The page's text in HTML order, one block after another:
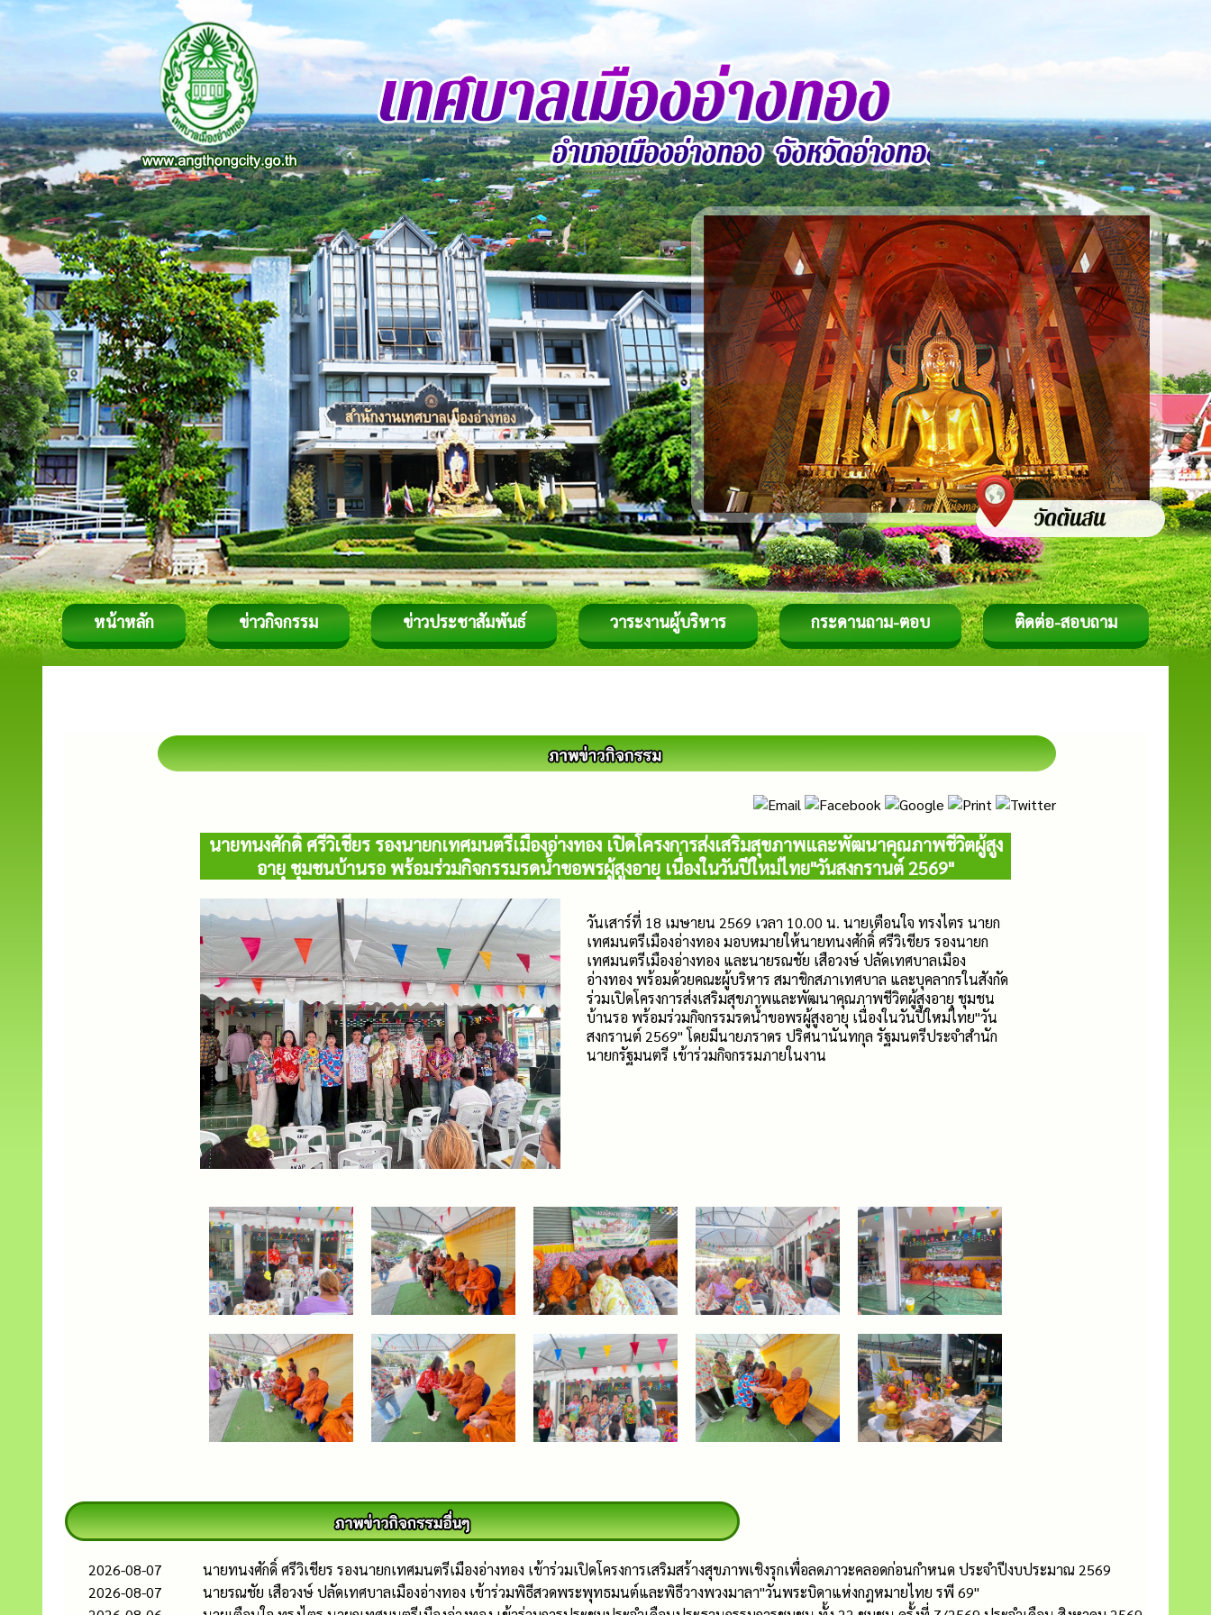
หน้าหลัก ข่าวกิจกรรม ข่าวประชาสัมพันธ์ วาระงานผู้บริหาร กระดานถาม-ตอบ ติดต่อ-สอบถาม
นายทนงศักดิ์ ศรีวิเชียร รองนายกเทศมนตรีเมืองอ่างทอง เปิดโครงการส่งเสริมสุขภาพและพัฒนาคุณภาพชีวิตผู้สูง
อายุ ชุมชนบ้านรอ พร้อมร่วมกิจกรรมรดน้ำขอพรผู้สูงอายุ เนื่องในวันปีใหม่ไทย"วันสงกรานต์ 2569"
วันเสาร์ที่ 18 เมษายน 2569 เวลา 10.00 น. นายเตือนใจ ทรงไตร นายก
เทศมนตรีเมืองอ่างทอง มอบหมายให้นายทนงศักดิ์ ศรีวิเชียร รองนายก
เทศมนตรีเมืองอ่างทอง และนายรณชัย เสือวงษ์ ปลัดเทศบาลเมือง
อ่างทอง พร้อมด้วยคณะผู้บริหาร สมาชิกสภาเทศบาล และบุคลากรในสังกัด
ร่วมเปิดโครงการส่งเสริมสุขภาพและพัฒนาคุณภาพชีวิตผู้สูงอายุ ชุมชน
บ้านรอ พร้อมร่วมกิจกรรมรดน้ำขอพรผู้สูงอายุ เนื่องในวันปีใหม่ไทย"วัน
สงกรานต์ 2569" โดยมีนายภราดร ปริศนานันทกุล รัฐมนตรีประจำสำนัก
นายกรัฐมนตรี เข้าร่วมกิจกรรมภายในงาน
2026-08-07
นายทนงศักดิ์ ศรีวิเชียร รองนายกเทศมนตรีเมืองอ่างทอง เข้าร่วมเปิดโครงการเสริมสร้างสุขภาพเชิงรุกเพื่อลดภาวะคลอดก่อนกำหนด ประจำปีงบประมาณ 2569
2026-08-07
นายรณชัย เสือวงษ์ ปลัดเทศบาลเมืองอ่างทอง เข้าร่วมพิธีสวดพระพุทธมนต์และพิธีวางพวงมาลา"วันพระบิดาแห่งกฎหมายไทย รพี 69"